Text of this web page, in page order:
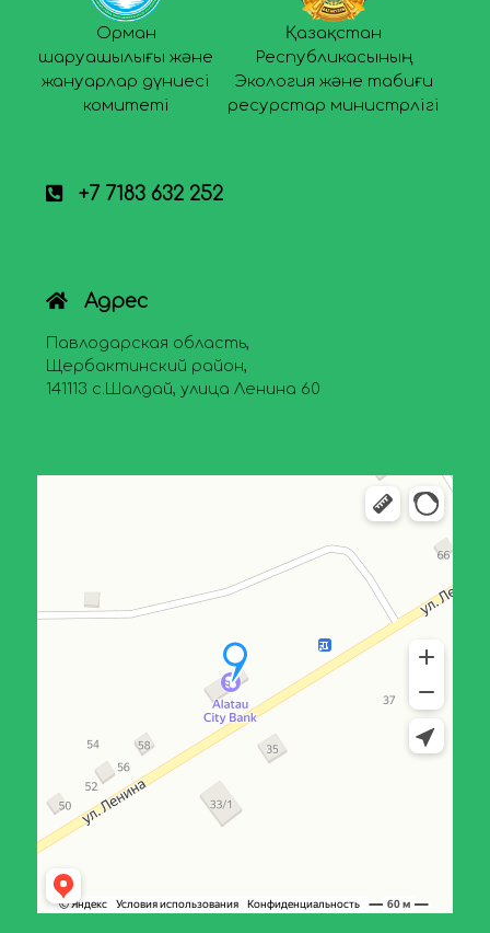
Орман
шаруашылығы және
жануарлар дүниесі
комитеті
Қазақстан
Республикасының
Экология және табиғи
ресурстар министрлігі
+7 7183 632 252
Адрес
Павлодарская область,
Щербактинский район,
141113 с.Шалдай, улица Ленина 60